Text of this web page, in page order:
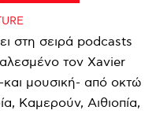
στη σειρά podcasts
τον Xavier
και μουσική- από οκτώ
Καμερούν, Αιθιοπία,